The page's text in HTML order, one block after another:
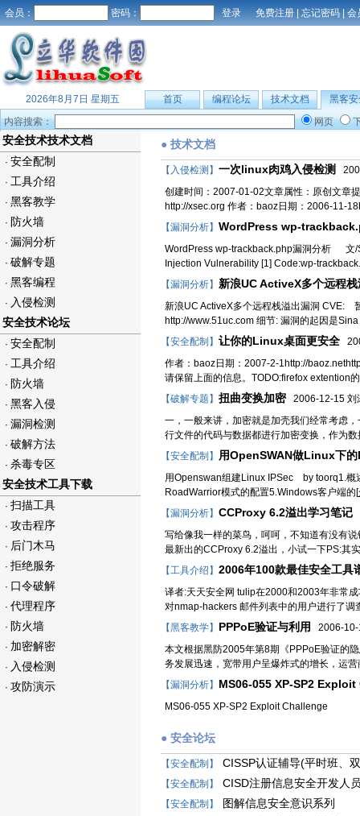
会员： 密码： 免费注册 | 忘记密码 | 会
2026年8月7日 星期五 首页 编程论坛 技术文档
黑客安
内容搜索：
网页
安全技术技术文档
· 安全配制
· 工具介绍
· 黑客教学
· 防火墙
· 漏洞分析
· 破解专题
· 黑客编程
· 入侵检测
安全技术论坛
· 安全配制
· 工具介绍
· 防火墙
· 黑客入侵
· 漏洞检测
· 破解方法
· 杀毒专区
安全技术工具下载
· 扫描工具
· 攻击程序
· 后门木马
· 拒绝服务
· 口令破解
· 代理程序
· 防火墙
· 加密解密
· 入侵检测
· 攻防演示
● 技术文档
【入侵检测】 一次linux肉鸡入侵检测
创建时间：2007-01-02文章属性：原创文章
http://xsec.org 作者：baoz日期：2006-11-
【漏洞分析】 WordPress wp-
WordPress wp-trackback.php漏洞分析 文/
Injection Vulnerability [1] Code:wp-
【漏洞分析】 新浪UC ActiveX多个远程
新浪UC ActiveX多个远程栈溢出漏洞 CVE:
http://www.51uc.com 细节: 漏洞的起因是
【安全配制】 让你的Linux桌面更安全
作者：baoz日期：2007-2-1http://
请保留上面的信息。TODO:firefox extention
【破解专题】 扭曲变换加密2006-12-15 刘
一，一般来讲，加密就是加壳我们经常考虑
行文件的代码与数据都进行加密变换，作为
【安全配制】 用OpenSWAN做Linux下
用Openswan组建Linux IPSec by toorq1.
RoadWarrior模式的配置5.Windows客户端的[
【漏洞分析】 CCProxy 6.2溢出学习笔记
写给像我一样的菜鸟，呵呵，不知道有没有
最新出的CCProxy 6.2溢出，小试一下PS:其
【工具介绍】 2006年100款最佳安全工具
译者:天天安全网 tulip在2000和2003年非常
对nmap-hackers 邮件列表中的用户进行了
【黑客教学】 PPPoE验证与利用
2006-10-
本文根据黑防2005年第8期《PPPoE验证的
务发展迅速，宽带用户呈爆炸式的增长，运
【漏洞分析】 MS06-055 XP-SP2
MS06-055 XP-SP2 Exploit
● 安全论坛
【安全配制】 CISSP认证辅导(平时班、
【安全配制】 CISD注册信息安全开发人
【安全配制】 图解信息安全意识系列